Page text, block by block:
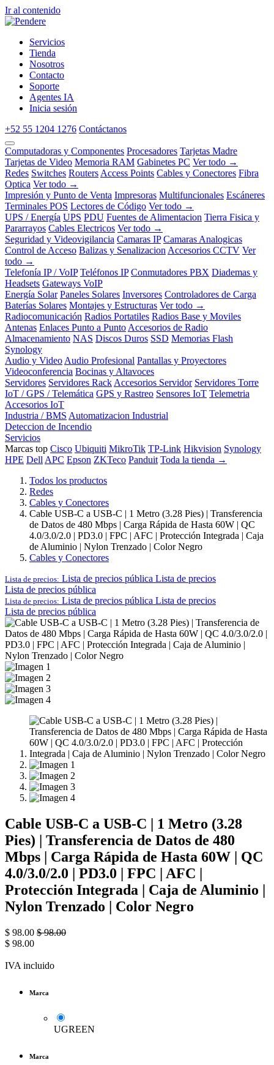
Ir al contenido
Servicios
Tienda
Nosotros
Contacto
Soporte
Agentes IA
Inicia sesión
+52 55 1204 1276 Contáctanos
Computadoras y Componentes Procesadores Tarjetas Madre
Tarjetas de Video Memoria RAM Gabinetes PC Ver todo →
Redes Switches Routers Access Points Cables y Conectores Fibra
Optica Ver todo →
Impresión y Punto de Venta Impresoras Multifuncionales Escáneres
Terminales POS Lectores de Código Ver todo →
UPS / Energía UPS PDU Fuentes de Alimentacion Tierra Fisica y
Pararrayos Cables Electricos Ver todo →
Seguridad y Videovigilancia Camaras IP Camaras Analogicas
Control de Acceso Balizas y Senalizacion Accesorios CCTV Ver
todo →
Telefonía IP / VoIP Teléfonos IP Conmutadores PBX Diademas y
Headsets Gateways VoIP
Energía Solar Paneles Solares Inversores Controladores de Carga
Baterías Solares Montajes y Estructuras Ver todo →
Radiocomunicación Radios Portatiles Radios Base y Moviles
Antenas Enlaces Punto a Punto Accesorios de Radio
Almacenamiento NAS Discos Duros SSD Memorias Flash
Synology
Audio y Video Audio Profesional Pantallas y Proyectores
Videoconferencia Bocinas y Altavoces
Servidores Servidores Rack Accesorios Servidor Servidores Torre
IoT / GPS / Telemática GPS y Rastreo Sensores IoT Telemetria
Accesorios IoT
Industria / BMS Automatizacion Industrial
Deteccion de Incendio
Servicios
Marcas top Cisco Ubiquiti MikroTik TP-Link Hikvision Synology
HPE Dell APC Epson ZKTeco Panduit Toda la tienda →
Todos los productos
Redes
Cables y Conectores
Cable USB-C a USB-C | 1 Metro (3.28 Pies) | Transferencia
de Datos de 480 Mbps | Carga Rápida de Hasta 60W | QC
4.0/3.0/2.0 | PD3.0 | FPC | AFC | Protección Integrada | Caja
de Aluminio | Nylon Trenzado | Color Negro
Cables y Conectores
Lista de precios: Lista de precios pública Lista de precios
Lista de precios pública
Lista de precios: Lista de precios pública Lista de precios
Lista de precios pública
Cable USB-C a USB-C | 1 Metro (3.28
Pies) | Transferencia de Datos de 480
Mbps | Carga Rápida de Hasta 60W | QC
4.0/3.0/2.0 | PD3.0 | FPC | AFC |
Protección Integrada | Caja de Aluminio |
Nylon Trenzado | Color Negro
$ 98.00 $98.00
$ 98.00
IVA incluido
Marca
UGREEN
Marca